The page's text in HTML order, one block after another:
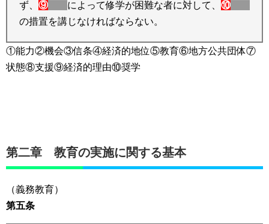
ず、 ⑨ によって修学が困難な者に対して、 ⑩
の措置を講じなければならない。
①能力②機会③信条④経済的地位⑤教育⑥地方公共団体⑦
状態⑧支援⑨経済的理由⑩奨学
第二章 教育の実施に関する基本
（義務教育）
第五条